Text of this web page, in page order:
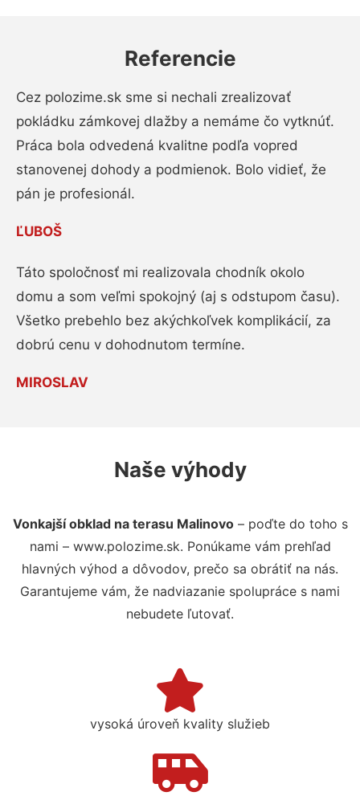
Referencie
Cez polozime.sk sme si nechali zrealizovať
pokládku zámkovej dlažby a nemáme čo vytknúť.
Práca bola odvedená kvalitne podľa vopred
stanovenej dohody a podmienok. Bolo vidieť, že
pán je profesionál.
ĽUBOŠ
Táto spoločnosť mi realizovala chodník okolo
domu a som veľmi spokojný (aj s odstupom času).
Všetko prebehlo bez akýchkoľvek komplikácií, za
dobrú cenu v dohodnutom termíne.
MIROSLAV
Naše výhody
Vonkajší obklad na terasu Malinovo– poďte do toho s
nami – www.polozime.sk. Ponúkame vám prehľad
hlavných výhod a dôvodov, prečo sa obrátiť na nás.
Garantujeme vám, že nadviazanie spolupráce s nami
nebudete ľutovať.
vysoká úroveň kvality služieb